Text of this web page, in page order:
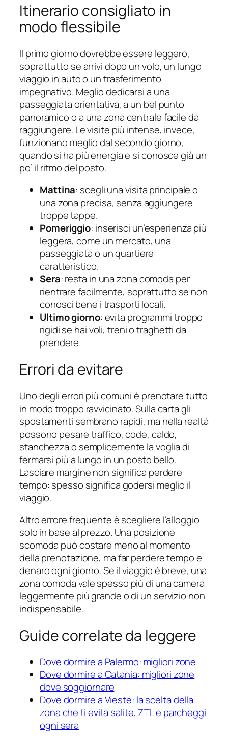
Itinerario consigliato in
modo flessibile
Il primo giorno dovrebbe essere leggero,
soprattutto se arrivi dopo un volo, un lungo
viaggio in auto o un trasferimento
impegnativo. Meglio dedicarsi a una
passeggiata orientativa, a un bel punto
panoramico o a una zona centrale facile da
raggiungere. Le visite più intense, invece,
funzionano meglio dal secondo giorno,
quando si ha più energia e si conosce già un
po’ il ritmo del posto.
Mattina: scegli una visita principale o
una zona precisa, senza aggiungere
troppe tappe.
Pomeriggio: inserisci un’esperienza più
leggera, come un mercato, una
passeggiata o un quartiere
caratteristico.
Sera: resta in una zona comoda per
rientrare facilmente, soprattutto se non
conosci bene i trasporti locali.
Ultimo giorno: evita programmi troppo
rigidi se hai voli, treni o traghetti da
prendere.
Errori da evitare
Uno degli errori più comuni è prenotare tutto
in modo troppo ravvicinato. Sulla carta gli
spostamenti sembrano rapidi, ma nella realtà
possono pesare traffico, code, caldo,
stanchezza o semplicemente la voglia di
fermarsi più a lungo in un posto bello.
Lasciare margine non significa perdere
tempo: spesso significa godersi meglio il
viaggio.
Altro errore frequente è scegliere l’alloggio
solo in base al prezzo. Una posizione
scomoda può costare meno al momento
della prenotazione, ma far perdere tempo e
denaro ogni giorno. Se il viaggio è breve, una
zona comoda vale spesso più di una camera
leggermente più grande o di un servizio non
indispensabile.
Guide correlate da leggere
Dove dormire a Palermo: migliori zone
Dove dormire a Catania: migliori zone
dove soggiornare
Dove dormire a Vieste: la scelta della
zona che ti evita salite, ZTL e parcheggi
ogni sera